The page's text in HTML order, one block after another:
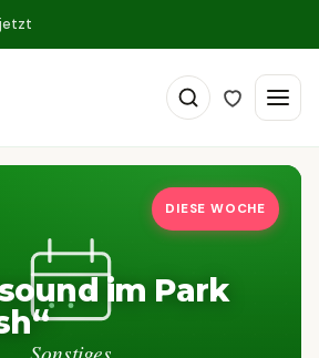
DIESE WOCHE
im Park